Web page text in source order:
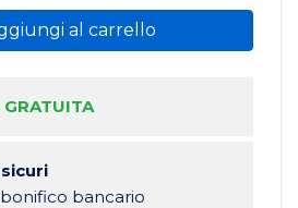
al carrello
bancario